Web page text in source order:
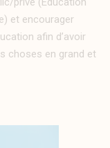
et encourager
afin d’avoir
choses en grand et